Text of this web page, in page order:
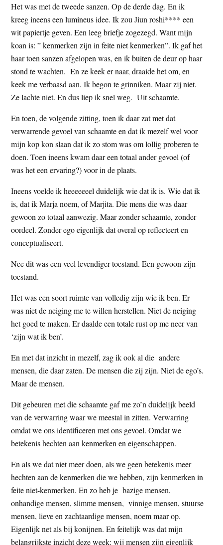
Het was met de tweede sanzen. Op de derde dag. En ik
kreeg ineens een lumineus idee. Ik zou Jiun roshi**** een
wit papiertje geven. Een leeg briefje zogezegd. Want mijn
koan is: ” kenmerken zijn in feite niet kenmerken”. Ik gaf het
haar toen sanzen afgelopen was, en ik buiten de deur op haar
stond te wachten. En ze keek er naar, draaide het om, en
keek me verbaasd aan. Ik begon te grinniken. Maar zij niet.
Ze lachte niet. En dus liep ik snel weg. Uit schaamte.
En toen, de volgende zitting, toen ik daar zat met dat
verwarrende gevoel van schaamte en dat ik mezelf wel voor
mijn kop kon slaan dat ik zo stom was om lollig proberen te
doen. Toen ineens kwam daar een totaal ander gevoel (of
was het een ervaring?) voor in de plaats.
Ineens voelde ik heeeeeeel duidelijk wie dat ik is. Wie dat ik
is, dat ik Marja noem, of Marjita. Die mens die was daar
gewoon zo totaal aanwezig. Maar zonder schaamte, zonder
oordeel. Zonder ego eigenlijk dat overal op reflecteert en
conceptualiseert.
Nee dit was een veel levendiger toestand. Een gewoon-zijn-
toestand.
Het was een soort ruimte van volledig zijn wie ik ben. Er
was niet de neiging me te willen herstellen. Niet de neiging
het goed te maken. Er daalde een totale rust op me neer van
‘zijn wat ik ben’.
En met dat inzicht in mezelf, zag ik ook al die andere
mensen, die daar zaten. De mensen die zij zijn. Niet de ego’s.
Maar de mensen.
Dit gebeuren met die schaamte gaf me zo’n duidelijk beeld
van de verwarring waar we meestal in zitten. Verwarring
omdat we ons identificeren met ons gevoel. Omdat we
betekenis hechten aan kenmerken en eigenschappen.
En als we dat niet meer doen, als we geen betekenis meer
hechten aan de kenmerken die we hebben, zijn kenmerken in
feite niet-kenmerken. En zo heb je bazige mensen,
onhandige mensen, slimme mensen, vinnige mensen, stuurse
mensen, lieve en zachtaardige mensen, noem maar op.
Eigenlijk net als bij konijnen. En feitelijk was dat mijn
belangrijkste inzicht deze week: wij mensen zijn eigenlijk